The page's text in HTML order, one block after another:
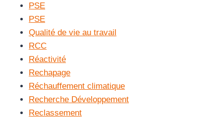
PSE
PSE
Qualité de vie au travail
RCC
Réactivité
Rechapage
Réchauffement climatique
Recherche Développement
Reclassement